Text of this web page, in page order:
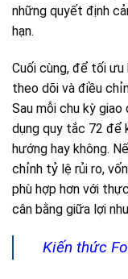
những quyết định
hạn.
Cuối cùng, để tối
theo dõi và điều
Sau mỗi chu kỳ giao
dụng quy tắc 72 để
hướng hay không.
chỉnh tỷ lệ rủi ro,
phù hợp hơn với
cân bằng giữa lợi
Kiến thức